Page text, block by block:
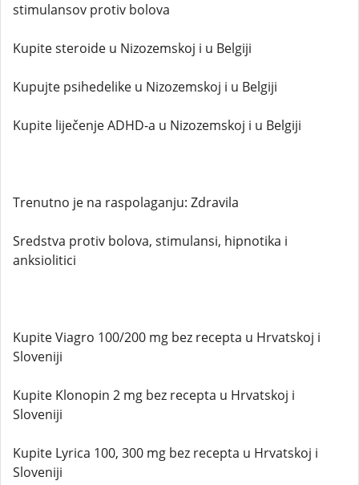
stimulansov protiv bolova
Kupite steroide u Nizozemskoj i u Belgiji
Kupujte psihedelike u Nizozemskoj i u Belgiji
Kupite liječenje ADHD-a u Nizozemskoj i u Belgiji
Trenutno je na raspolaganju: Zdravila
Sredstva protiv bolova, stimulansi, hipnotika i
anksiolitici
Kupite Viagro 100/200 mg bez recepta u Hrvatskoj i
Sloveniji
Kupite Klonopin 2 mg bez recepta u Hrvatskoj i
Sloveniji
Kupite Lyrica 100, 300 mg bez recepta u Hrvatskoj i
Sloveniji